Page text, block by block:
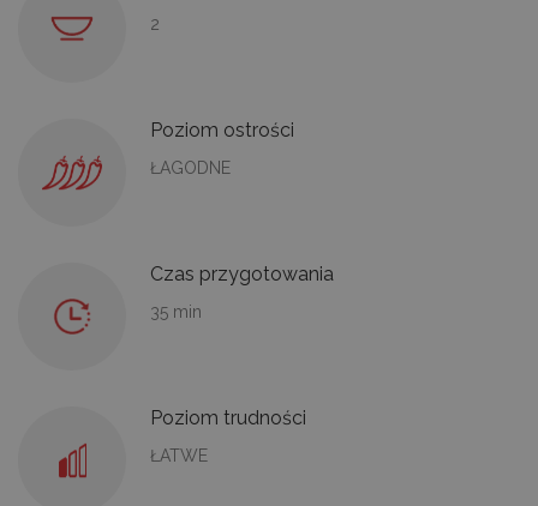
2
Poziom ostrości
ŁAGODNE
Czas przygotowania
35 min
Poziom trudności
ŁATWE